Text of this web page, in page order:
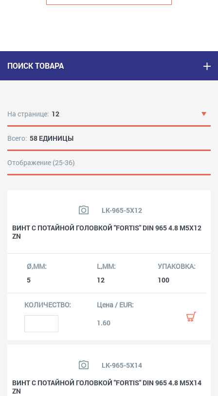
ПОИСК ТОВАРА
На странице: 12
Всего: 58 ЕДИНИЦЫ
Отображение (25-36)
LK-965-5X12
ВИНТ С ПОТАЙНОЙ ГОЛОВКОЙ "FORTIS" DIN 965 4.8 M5X12
ZN
5 12 100
1.60
LK-965-5X14
ВИНТ С ПОТАЙНОЙ ГОЛОВКОЙ "FORTIS" DIN 965 4.8 M5X14
ZN